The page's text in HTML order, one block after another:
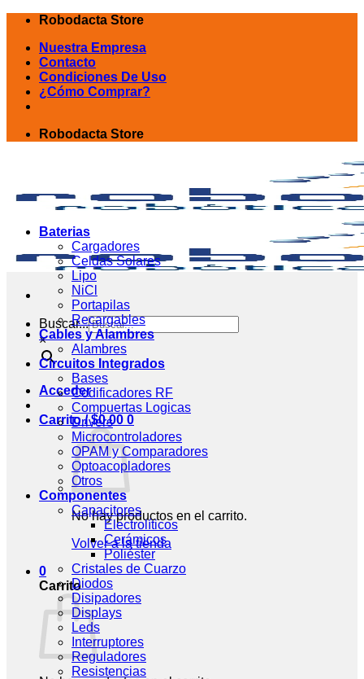
Skip
content
Robodacta Store
Nuestra Empresa
Contacto
Condiciones De Uso
¿Cómo Comprar?
Robodacta Store
Buscar...
×
Acceder
Carrito /$0.00 0
No hay productos en el carrito.
Volver a la tienda
0
Carrito
Baterias
Cargadores
Celdas Solares
Lipo
NiCl
Portapilas
Recargables
Cables y Alambres
Alambres
Circuitos Integrados
Bases
Codificadores RF
Compuertas Logicas
Drivers
Microcontroladores
OPAM y Comparadores
Optoacopladores
Otros
Componentes
Capacitores
Electrolíticos
Cerámicos
Poliéster
Cristales de Cuarzo
Diodos
Disipadores
Displays
Leds
Interruptores
Reguladores
Resistencias